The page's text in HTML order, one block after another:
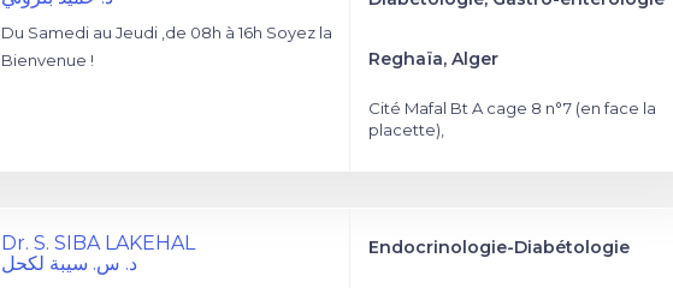
Du Samedi au Jeudi ,de 08h à 16h Soyez la
Bienvenue !
Reghaïa, Alger
Cité Mafal Bt A cage 8 n°7 (en face la
placette),
Dr. S. SIBA LAKEHAL
د. س. سيبة لكحل
Endocrinologie-Diabétologie